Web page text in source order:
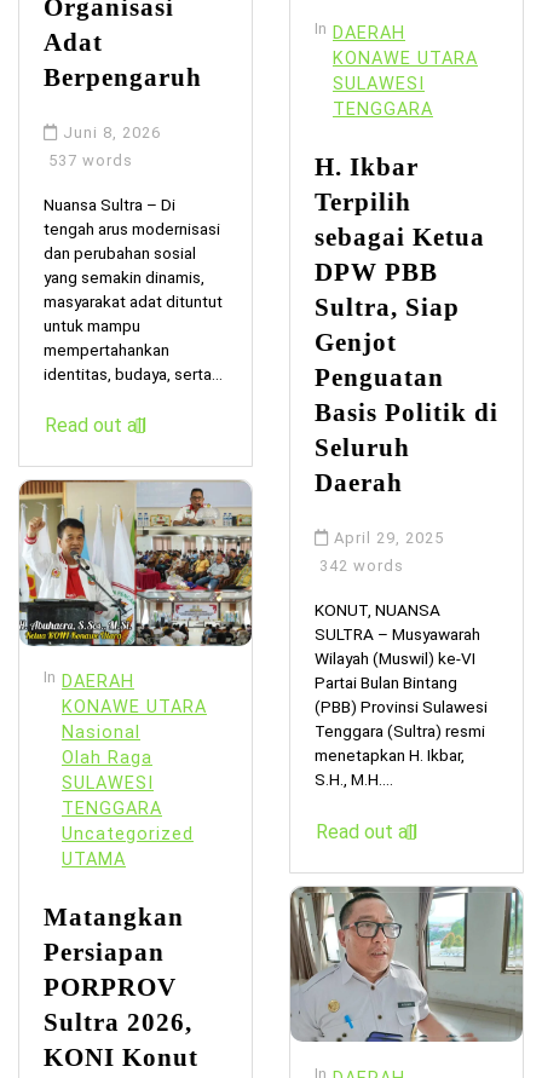
Organisasi
Adat
Berpengaruh
Juni 8, 2026
537 words
Nuansa Sultra – Di
tengah arus modernisasi
dan perubahan sosial
yang semakin dinamis,
masyarakat adat dituntut
untuk mampu
mempertahankan
identitas, budaya, serta...
Read out all
In DAERAH
KONAWE UTARA
Nasional
Olah Raga
SULAWESI
TENGGARA
Uncategorized
UTAMA
Matangkan
Persiapan
PORPROV
Sultra 2026,
KONI Konut
In DAERAH
KONAWE UTARA
SULAWESI
TENGGARA
H. Ikbar
Terpilih
sebagai Ketua
DPW PBB
Sultra, Siap
Genjot
Penguatan
Basis Politik di
Seluruh
Daerah
April 29, 2025
342 words
KONUT, NUANSA
SULTRA – Musyawarah
Wilayah (Muswil) ke-VI
Partai Bulan Bintang
(PBB) Provinsi Sulawesi
Tenggara (Sultra) resmi
menetapkan H. Ikbar,
S.H., M.H....
Read out all
In